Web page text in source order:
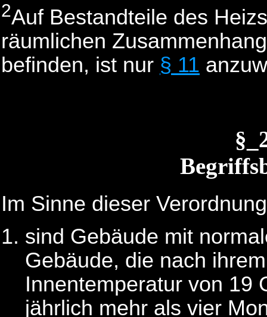
2Auf Bestandteile des
räumlichen
befinden, ist nur § 11
Im Sinne dieser Verordnung
sind Gebäude mit
Gebäude, die nach
Innentemperatur von 19
jährlich mehr als vier